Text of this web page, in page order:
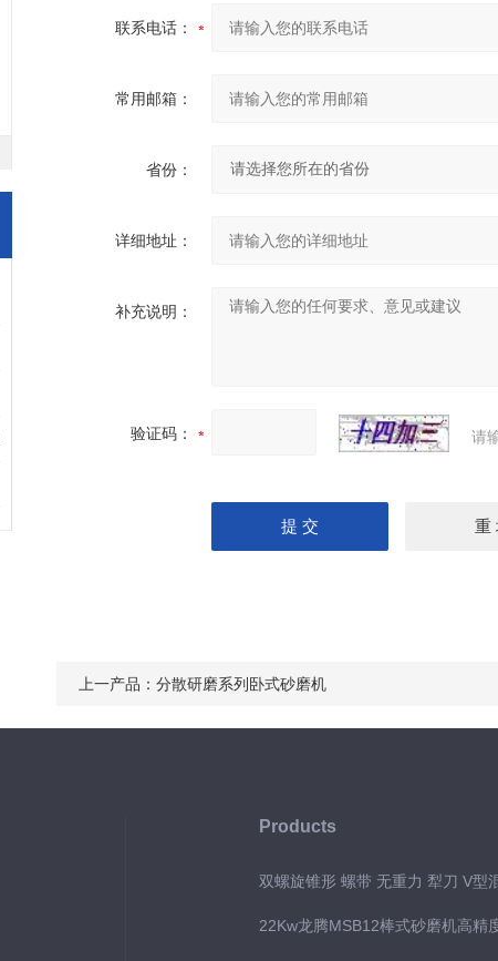
联系电话：
常用邮箱：
省份：
详细地址：
补充说明：
验证码： 请
上一产品： 分散研磨系列卧式砂磨机
Products
双螺旋锥形 螺带 无重力 犁刀 V型
22Kw龙腾MSB12棒式砂磨机高精